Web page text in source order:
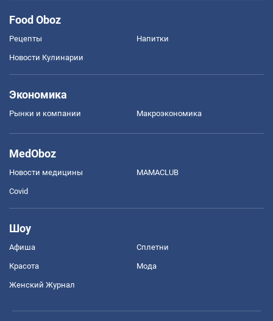
Food Oboz
Рецепты Напитки
Новости Кулинарии
Экономика
Рынки и компании Mакроэкономика
MedOboz
Новости медицины MAMACLUB
Covid
Шоу
Афиша Сплетни
Красота Мода
Женский Журнал